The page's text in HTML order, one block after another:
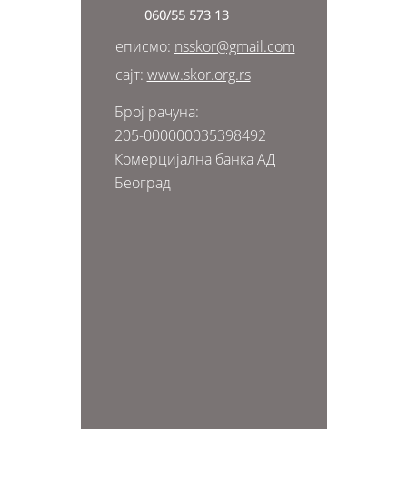
060/55 573 13
еписмо: nsskor@gmail.com
сајт: www.skor.org.rs
Број рачуна:
205-000000035398492
Комерцијална банка АД
Београд